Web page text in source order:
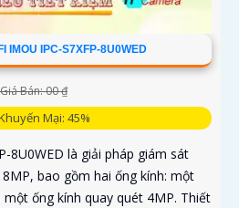
IMOU IPC-S7XFP-8U0WED
Giá Bán: 00 ₫
Mại: 45%
8U0WED là giải pháp giám sát
bao gồm hai ống kính: một
ống kính quay quét 4MP. Thiết